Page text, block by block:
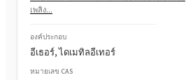
เพลิง...
องค์ประกอบ
อีเธอร์, ไดเมทิลอีเทอร์
หมายเลข CAS